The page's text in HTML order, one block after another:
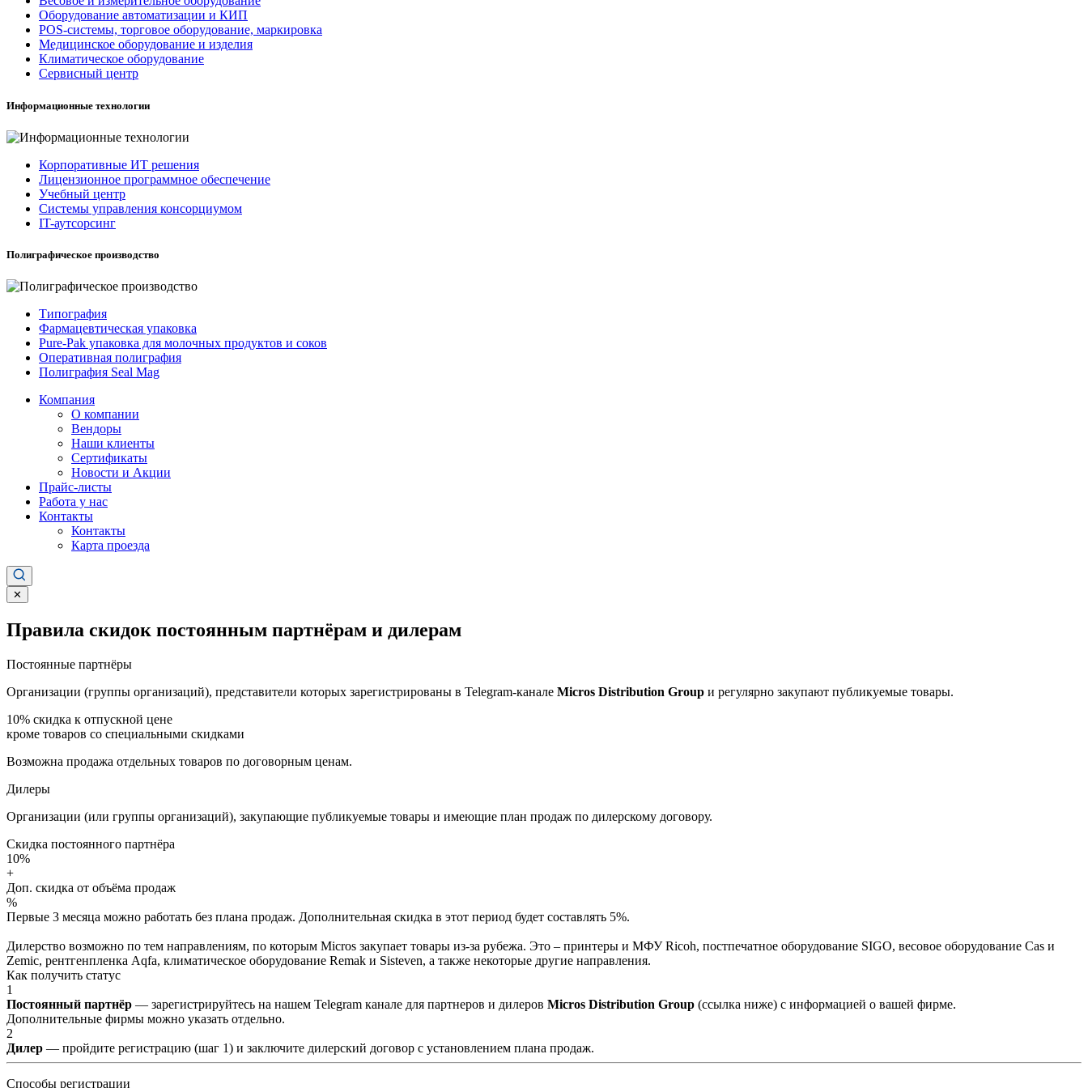
Оборудование автоматизации и КИП
POS-системы, торговое оборудование, маркировка
Медицинское оборудование и изделия
Климатическое оборудование
Сервисный центр
Информационные технологии
Корпоративные ИТ решения
Лицензионное программное обеспечение
Учебный центр
Системы управления консорциумом
IT-аутсорсинг
Полиграфическое производство
Типография
Фармацевтическая упаковка
Pure-Pak упаковка для молочных продуктов и соков
Оперативная полиграфия
Полиграфия Seal Mag
Компания
О компании
Вендоры
Наши клиенты
Сертификаты
Новости и Акции
Прайс-листы
Работа у нас
Контакты
Контакты
Карта проезда
✕
Правила скидок постоянным партнёрам и дилерам
Постоянные партнёры
Организации (группы организаций), представители которых зарегистрированы в Telegram-канале Micros Distribution Group и регулярно закупают публикуемые товары.
10% скидка к отпускной цене
кроме товаров со специальными скидками
Возможна продажа отдельных товаров по договорным ценам.
Дилеры
Организации (или группы организаций), закупающие публикуемые товары и имеющие план продаж по дилерскому договору.
Скидка постоянного партнёра
10%
+
Доп. скидка от объёма продаж
%
Первые 3 месяца можно работать без плана продаж. Дополнительная скидка в этот период будет составлять 5%.
Дилерство возможно по тем направлениям, по которым Micros закупает товары из-за рубежа. Это – принтеры и МФУ Ricoh, постпечатное оборудование SIGO, весовое оборудование Cas и
Zemic, рентгенпленка Aqfa, климатическое оборудование Remak и Sisteven, а также некоторые другие направления.
Как получить статус
1
Постоянный партнёр — зарегистрируйтесь на нашем Telegram канале для партнеров и дилеров Micros Distribution Group (ссылка ниже) с информацией о вашей фирме.
Дополнительные фирмы можно указать отдельно.
2
Дилер — пройдите регистрацию (шаг 1) и заключите дилерский договор с установлением плана продаж.
Способы регистрации